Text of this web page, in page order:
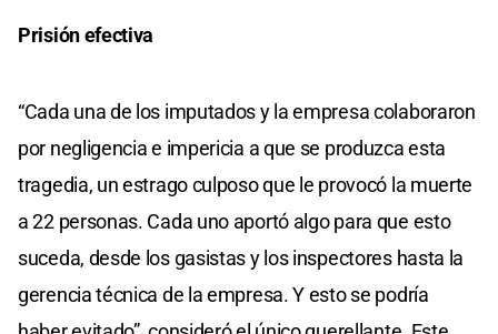
Prisión efectiva
“Cada una de los imputados y la empresa colaboraron
por negligencia e impericia a que se produzca esta
tragedia, un estrago culposo que le provocó la muerte
a 22 personas. Cada uno aportó algo para que esto
suceda, desde los gasistas y los inspectores hasta la
gerencia técnica de la empresa. Y esto se podría